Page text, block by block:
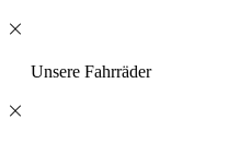
Unsere Fahrräder